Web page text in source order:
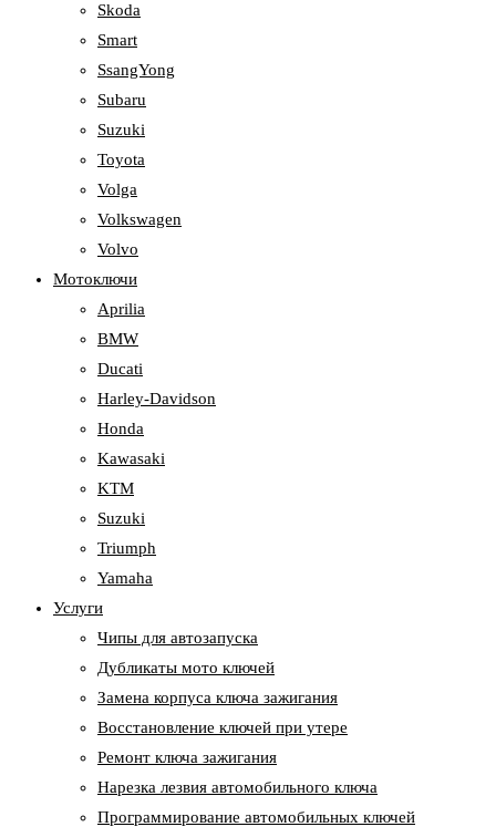
Skoda
Smart
SsangYong
Subaru
Suzuki
Toyota
Volga
Volkswagen
Volvo
Мотоключи
Aprilia
BMW
Ducati
Harley-Davidson
Honda
Kawasaki
KTM
Suzuki
Triumph
Yamaha
Услуги
Чипы для автозапуска
Дубликаты мото ключей
Замена корпуса ключа зажигания
Восстановление ключей при утере
Ремонт ключа зажигания
Нарезка лезвия автомобильного ключа
Программирование автомобильных ключей